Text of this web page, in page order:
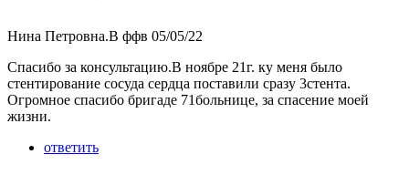
Нина Петровна.В ффв 05/05/22
Спасибо за консультацию.В ноябре 21г. ку меня было
стентирование сосуда сердца поставили сразу 3стента.
Огромное спасибо бригаде 71больнице, за спасение моей
жизни.
ответить